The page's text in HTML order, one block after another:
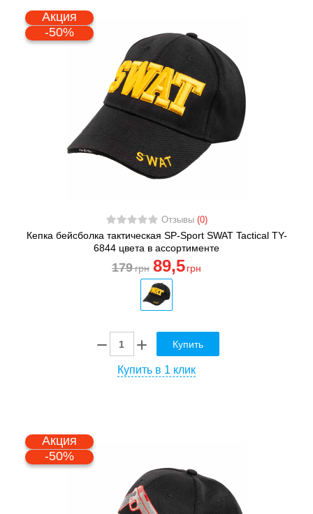
Акция
-50%
Отзывы (0)
Кепка бейсболка тактическая SP-Sport SWAT Tactical TY-
6844 цвета в ассортименте
179грн 89,5 грн
Купить
Купить в 1 клик
Акция
-50%